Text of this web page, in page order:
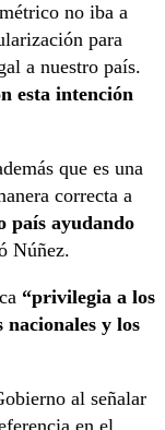
no iba a
para
a nuestro país.
esta intención
que es una
correcta a
país ayudando
Núñez.
“privilegia a los
y los
al señalar